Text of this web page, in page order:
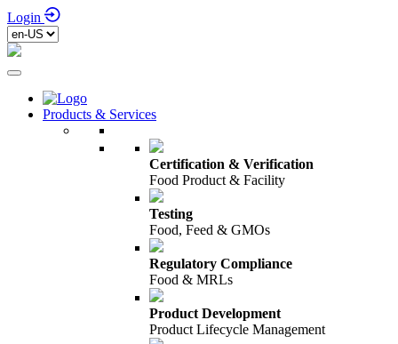
Login
Products & Services
Certification & Verification
Food Product & Facility
Testing
Food, Feed & GMOs
Regulatory Compliance
Food & MRLs
Product Development
Product Lifecycle Management